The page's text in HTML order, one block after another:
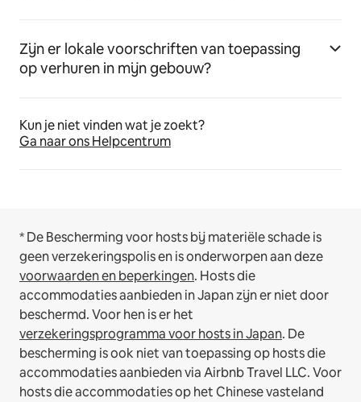
Zijn er lokale voorschriften van toepassing
op verhuren in mijn gebouw?
Kun je niet vinden wat je zoekt?
Ga naar ons Helpcentrum
* De Bescherming voor hosts bij materiële schade is
geen verzekeringspolis en is onderworpen aan deze
voorwaarden en beperkingen. Hosts die
accommodaties aanbieden in Japan zijn er niet door
beschermd. Voor hen is er het
verzekeringsprogramma voor hosts in Japan. De
bescherming is ook niet van toepassing op hosts die
accommodaties aanbieden via Airbnb Travel LLC.Voor
hosts die accommodaties op het Chinese vasteland